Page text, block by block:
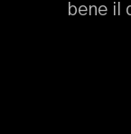
bene il